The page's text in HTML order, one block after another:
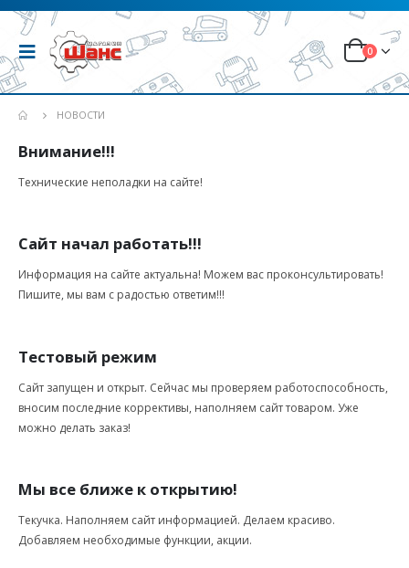
0
НОВОСТИ
Внимание!!!
Технические неполадки на сайте!
Сайт начал работать!!!
Информация на сайте актуальна! Можем вас проконсультировать!
Пишите, мы вам с радостью ответим!!!
Тестовый режим
Сайт запущен и открыт. Сейчас мы проверяем работоспособность,
вносим последние коррективы, наполняем сайт товаром. Уже
можно делать заказ!
Мы все ближе к открытию!
Текучка. Наполняем сайт информацией. Делаем красиво.
Добавляем необходимые функции, акции.